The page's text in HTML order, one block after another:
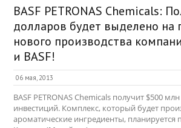
BASF PETRONAS Chemicals:
долларов будет выделено на
нового производства
и BASF!
06 мая, 2013
BASF PETRONAS Chemicals получит $500
инвестиций. Комплекс, который будет
ароматические ингредиенты, планируется